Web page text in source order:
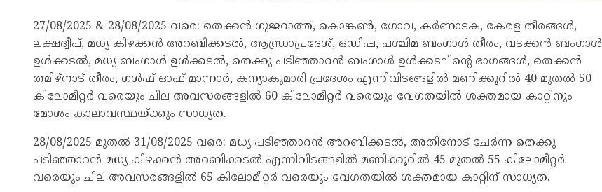
27/08/2025 & 28/08/2025 വരെ: തെക്കൻ ഗുജറാത്ത്, കൊങ്കണ്‍, ഗോവ, കർണാടക, കേരള തീരങ്ങള്‍,
ലക്ഷദ്വീപ്, മധ്യ കിഴക്കൻ അറബിക്കടല്‍, ആന്ധ്രാപ്രദേശ്, ഒഡിഷ, പശ്ചിമ ബംഗാള്‍ തീരം, വടക്കൻ ബംഗാള്‍
ഉള്‍ക്കടല്‍, മധ്യ ബംഗാള്‍ ഉള്‍ക്കടല്‍, തെക്കു പടിഞ്ഞാറൻ ബംഗാള്‍ ഉള്‍ക്കടലിന്റെ ഭാഗങ്ങള്‍, തെക്കൻ
തമിഴ്‌നാട് തീരം, ഗള്‍ഫ് ഓഫ് മാന്നാർ, കന്യാകുമാരി പ്രദേശം എന്നിവിടങ്ങളില്‍ മണിക്കൂറില്‍ 40 മുതല്‍ 50
കിലോമീറ്റർ വരെയും ചില അവസരങ്ങളില്‍ 60 കിലോമീറ്റർ വരെയും വേഗതയില്‍ ശക്തമായ കാറ്റിനും
മോശം കാലാവസ്ഥയ്ക്കും സാധ്യത.
28/08/2025 മുതല്‍ 31/08/2025 വരെ: മധ്യ പടിഞ്ഞാറൻ അറബിക്കടല്‍, അതിനോട് ചേർന്ന തെക്കു
പടിഞ്ഞാറൻ-മധ്യ കിഴക്കൻ അറബിക്കടല്‍ എന്നിവിടങ്ങളില്‍ മണിക്കൂറില്‍ 45 മുതല്‍ 55 കിലോമീറ്റർ
വരെയും ചില അവസരങ്ങളില്‍ 65 കിലോമീറ്റർ വരെയും വേഗതയില്‍ ശക്തമായ കാറ്റിന് സാധ്യത.